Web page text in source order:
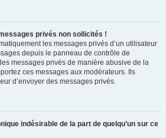
privés non sollicités !
les messages privés d’un utilisateur
depuis le panneau de contrôle de
messages privés de manière abusive de la
ces messages aux modérateurs. Ils
d’envoyer des messages privés.
indésirable de la part de quelqu’un sur ce